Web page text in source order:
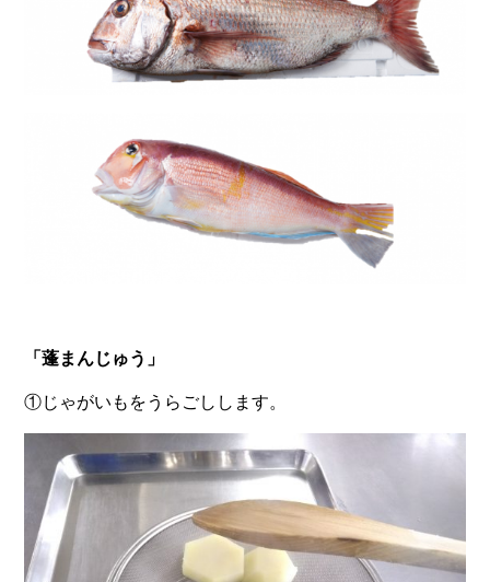
「蓬まんじゅう」
①じゃがいもをうらごしします。